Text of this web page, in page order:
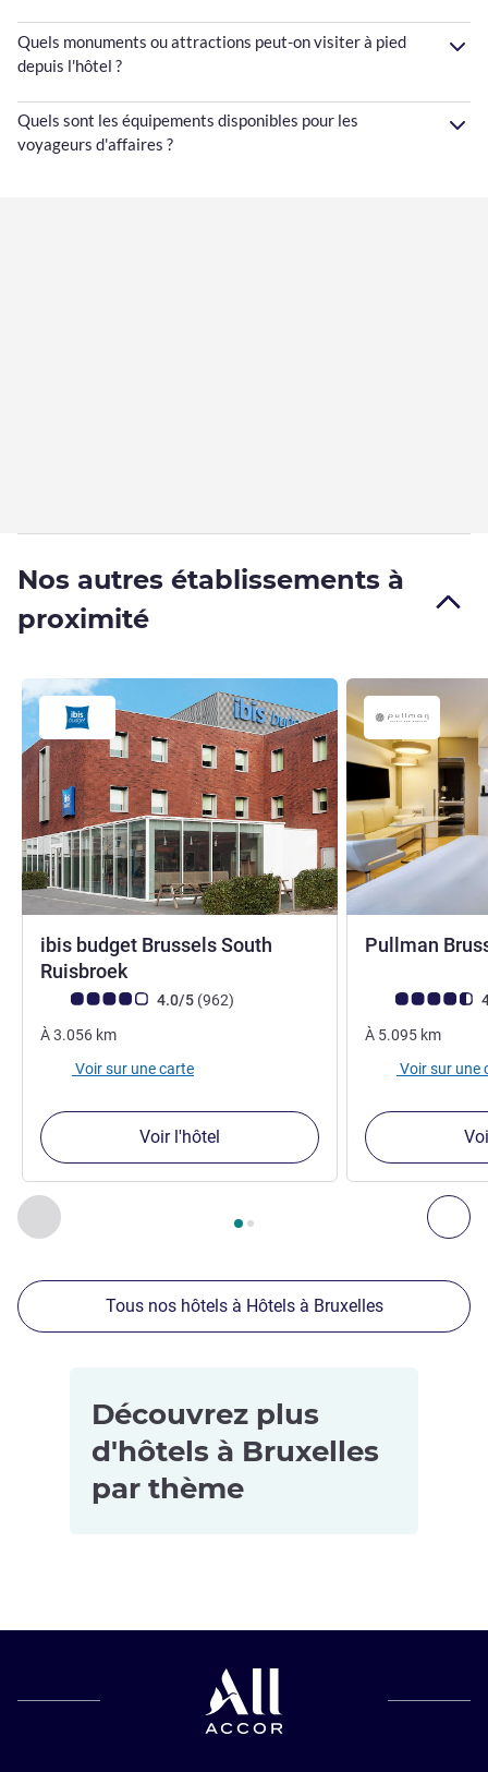
Quels monuments ou attractions peut-on visiter à pied
depuis l'hôtel ?
Quels sont les équipements disponibles pour les
voyageurs d'affaires ?
Nos autres établissements à
proximité
Précédent - Nos autres établissements à proximité
Page , Nos autres établissements à proximité 1 :,
ibis budget Brussels South
Ruisbroek
Note Avis clients (Note ALL)
4.0/5 (962avis
)
À3.056 km
Voir sur une carte
Voir l'hôtel
Pullman
Note Avis clients
À 5.095 km
Voir sur une
Tous nos hôtels à Hôtels à Bruxelles
Découvrez plus
d'hôtels à Bruxelles
par thème
Hôtels
4 étoiles à